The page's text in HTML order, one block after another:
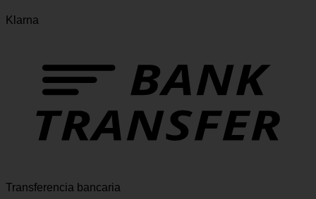
Klarna
Transferencia bancaria